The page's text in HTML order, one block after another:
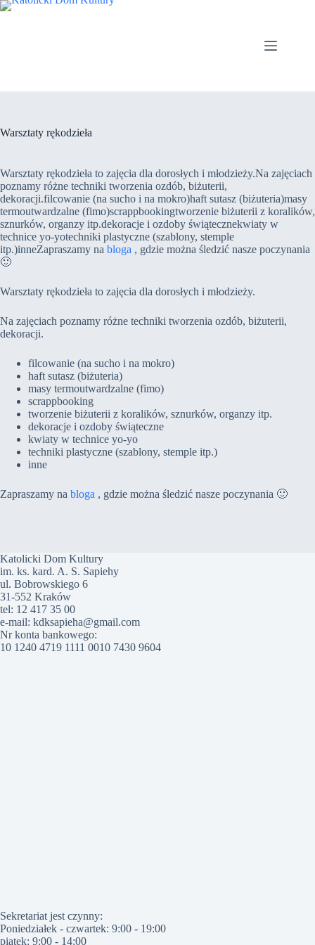
Przejdź
Warsztaty rękodzieła
Warsztaty rękodzieła to zajęcia dla dorosłych i młodzieży.Na zajęciach
poznamy różne techniki tworzenia ozdób, biżuterii,
dekoracji.filcowanie (na sucho i na mokro)haft sutasz (biżuteria)masy
termoutwardzalne (fimo)scrappbookingtworzenie biżuterii z koralików,
sznurków, organzy itp.dekoracje i ozdoby świątecznekwiaty w
technice yo-yotechniki plastyczne (szablony, stemple
itp.)inneZapraszamy na bloga , gdzie można śledzić nasze poczynania
🙂
Warsztaty rękodzieła to zajęcia dla dorosłych i młodzieży.
Na zajęciach poznamy różne techniki tworzenia ozdób, biżuterii,
dekoracji.
filcowanie (na sucho i na mokro)
haft sutasz (biżuteria)
masy termoutwardzalne (fimo)
scrappbooking
tworzenie biżuterii z koralików, sznurków, organzy itp.
dekoracje i ozdoby świąteczne
kwiaty w technice yo-yo
techniki plastyczne (szablony, stemple itp.)
inne
Zapraszamy na bloga , gdzie można śledzić nasze poczynania 🙂
Katolicki Dom Kultury
im. ks. kard. A. S. Sapiehy
ul. Bobrowskiego 6
31-552 Kraków
tel: 12 417 35 00
e-mail: kdksapieha@gmail.com
Nr konta bankowego:
10 1240 4719 1111 0010 7430 9604
Sekretariat jest czynny:
Poniedziałek - czwartek: 9:00 - 19:00
piątek: 9:00 - 14:00